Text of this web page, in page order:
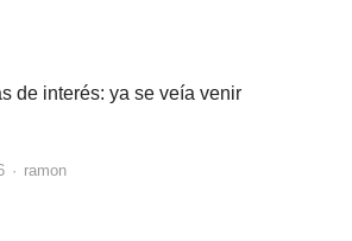
de interés: ya se veía venir
Author
ramon